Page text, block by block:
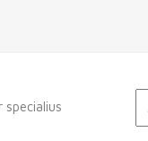
specialius